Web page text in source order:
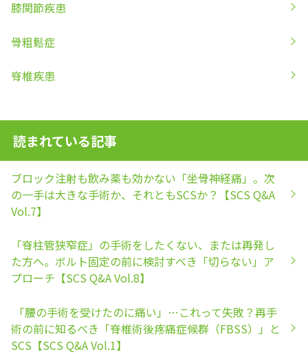
膝関節疾患
骨粗鬆症
脊椎疾患
読まれている記事
ブロック注射も飲み薬も効かない「坐骨神経痛」。次
の一手は大きな手術か、それともSCSか？【SCS Q&A
Vol.7】
「脊柱管狭窄症」の手術をしたくない、または再発し
た方へ。ボルト固定の前に検討すべき「切らない」ア
プローチ【SCS Q&A Vol.8】
「腰の手術を受けたのに痛い」…これって失敗？再手
術の前に知るべき「脊椎術後疼痛症候群（FBSS）」と
SCS【SCS Q&A Vol.1】